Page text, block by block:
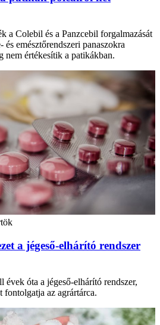
a Colebil és a Panzcebil forgalmazását
emésztőrendszeri panaszokra
nem értékesítik a patikákban.
a jégeső-elhárító rendszer
évek óta a jégeső-elhárító rendszer,
fontolgatja az agrártárca.